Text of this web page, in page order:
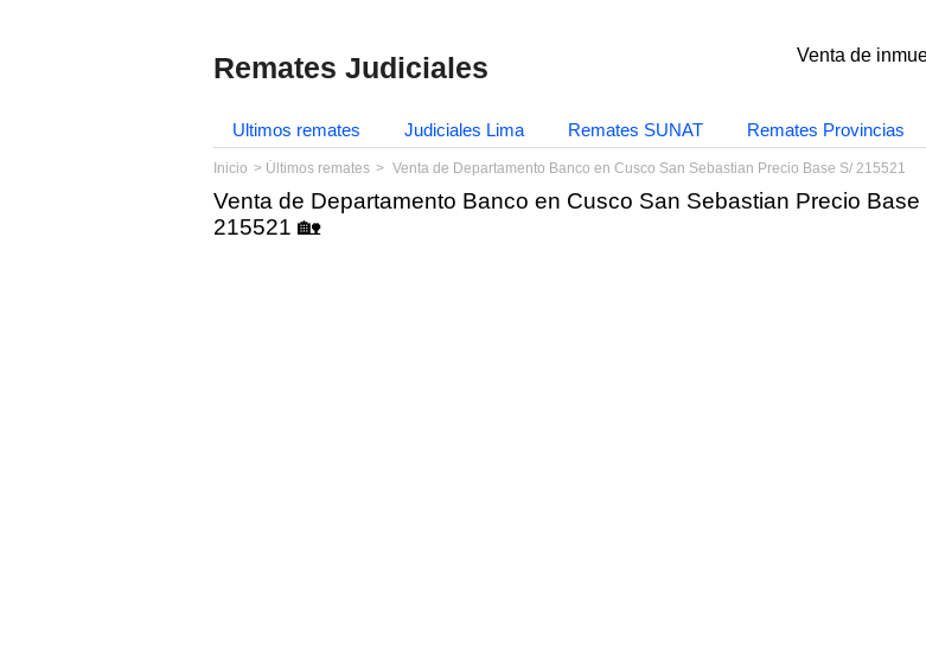
Remates Judiciales Venta de
Ultimos remates Judiciales Lima Remates SUNAT Remates Provincias
Inicio Últimos remates Venta de Departamento Banco en Cusco San Sebastian Precio Base S/ 215521
Venta de Departamento Banco en Cusco San Sebastian Precio Base
215521 🏡